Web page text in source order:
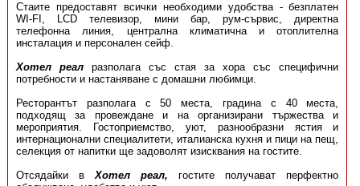
Стаите предоставят всички необходими удобства - безплатен
WI-FI, LCD телевизор, мини бар, рум-сървис, директна
телефонна линия, централна климатична и отоплителна
инсталация и персонален сейф.
Хотел реал разполага със стая за хора със специфични
потребности и настаняване с домашни любимци.
Ресторантът разполага с 50 места, градина с 40 места,
подходящ за провеждане и на организирани тържества и
мероприятия. Гостоприемство, уют, разнообразни ястия и
интернационални специалитети, италианска кухня и пици на пещ,
селекция от напитки ще задоволят изисквания на гостите.
Отсядайки вХотел реал, гостите получават перфектно